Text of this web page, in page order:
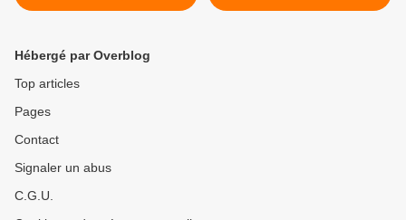
réhabiliter
Hébergé par Overblog
Top articles
Pages
Contact
Signaler un abus
C.G.U.